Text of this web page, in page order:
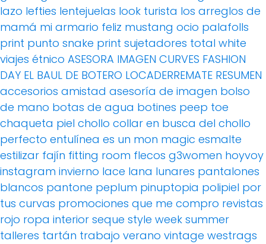
lazo lefties lentejuelas look turista los arreglos de
mamá mi armario feliz mustang ocio palafolls
print punto snake print sujetadores total white
viajes étnico ASESORA IMAGEN CURVES FASHION
DAY EL BAUL DE BOTERO LOCADERREMATE RESUMEN
accesorios amistad asesoría de imagen bolso
de mano botas de agua botines peep toe
chaqueta piel chollo collar en busca del chollo
perfecto entulínea es un mon magic esmalte
estilizar fajín fitting room flecos g3women hoyvoy
instagram invierno lace lana lunares pantalones
blancos pantone peplum pinuptopia polipiel por
tus curvas promociones que me compro revistas
rojo ropa interior seque style week summer
talleres tartán trabajo verano vintage westrags